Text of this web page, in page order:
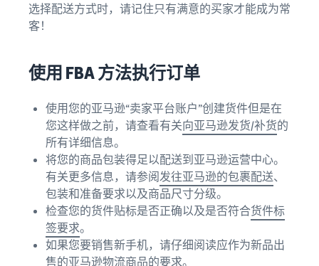
选择配送方式时，请记住只有满意的买家才能成为常
客！
使用 FBA 方法执行订单
使用您的亚马逊“卖家平台账户”创建货件但是在
您这样做之前，请查看有关向亚马逊发货/补货的
所有详细信息。
将您的商品包装得足以配送到亚马逊运营中心。
有关更多信息，请参阅发往亚马逊的包裹配送、
包装和准备要求以及商品尺寸分级。
检查您的货件贴标是否正确以及是否符合货件标
签要求。
如果您要销售新手机，请仔细阅读应作为新品出
售的亚马逊物流商品的要求。